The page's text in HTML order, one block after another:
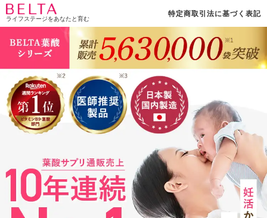
ライフステージをあなたと育む
特定商取引法に基づく表記